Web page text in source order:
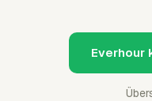
Everhour